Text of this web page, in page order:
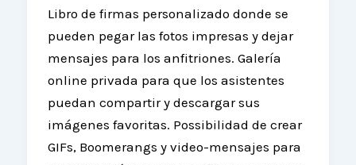
Libro de firmas personalizado donde se
pueden pegar las fotos impresas y dejar
mensajes para los anfitriones. Galería
online privada para que los asistentes
puedan compartir y descargar sus
imágenes favoritas. Possibilidad de crear
GIFs, Boomerangs y video-mensajes para